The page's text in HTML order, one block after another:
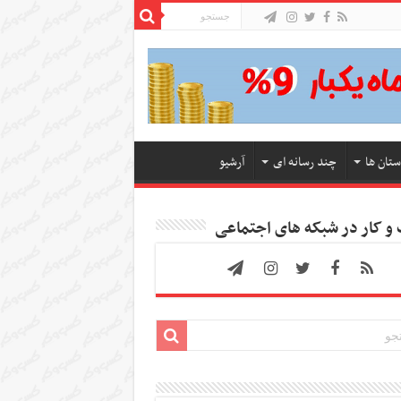
ها چند رسانه ای آرشیو
کار در شبکه های اجتماعی